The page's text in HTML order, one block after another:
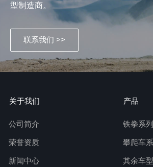
型制造商。
联系我们 >>
关于我们
公司简介
荣誉资质
新闻中心
产品
铁拳系列
攀爬车
其余车型